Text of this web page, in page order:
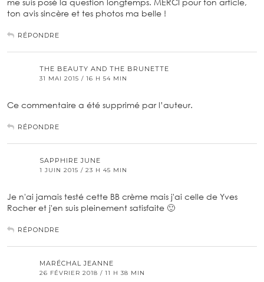
me suis posé la question longtemps. MERCI pour ton article,
ton avis sincère et tes photos ma belle !
RÉPONDRE
THE BEAUTY AND THE BRUNETTE
31 MAI 2015 / 16 H 54 MIN
Ce commentaire a été supprimé par l’auteur.
RÉPONDRE
SAPPHIRE JUNE
1 JUIN 2015 / 23 H 45 MIN
Je n'ai jamais testé cette BB crème mais j'ai celle de Yves
Rocher et j'en suis pleinement satisfaite 🙂
RÉPONDRE
MARÉCHAL JEANNE
26 FÉVRIER 2018 / 11 H 38 MIN